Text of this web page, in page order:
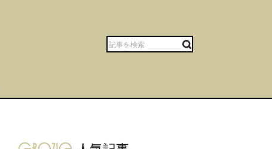
gravure-grazie